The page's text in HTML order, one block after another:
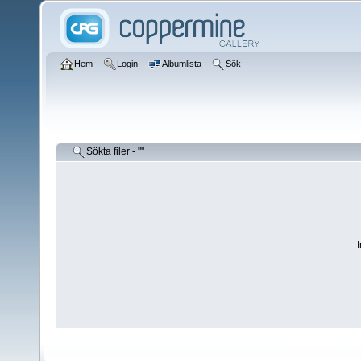
Hem Login Albumlista Sök
Sökta filer - ""